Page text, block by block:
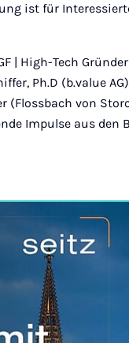
ist für
| High-Tech
Ph.D (b.value
(Flossbach von
Impulse aus den